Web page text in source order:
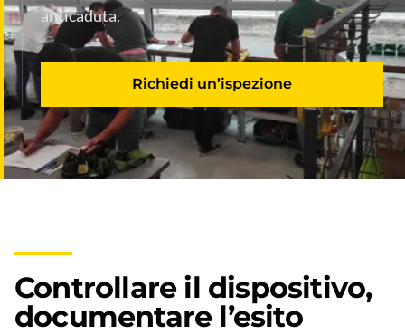
anticaduta.
Richiedi un’ispezione
Controllare il dispositivo,
documentare l’esito